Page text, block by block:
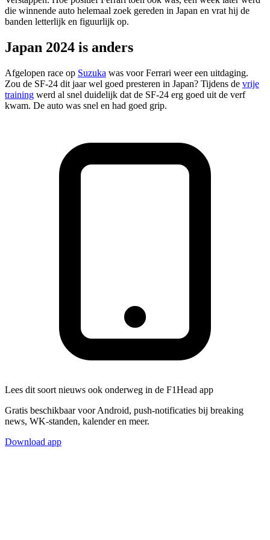
die winnende auto helemaal zoek gereden in Japan en vrat hij de
banden letterlijk en figuurlijk op.
Japan 2024 is anders
Afgelopen race op Suzuka was voor Ferrari weer een uitdaging.
Zou de SF-24 dit jaar wel goed presteren in Japan? Tijdens de vrije
training werd al snel duidelijk dat de SF-24 erg goed uit de verf
kwam. De auto was snel en had goed grip.
Lees dit soort nieuws ook onderweg in de F1Head app
Gratis beschikbaar voor Android, push-notificaties bij breaking
news, WK-standen, kalender en meer.
Download app